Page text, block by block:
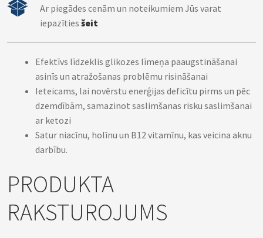
Ar piegādes cenām un noteikumiem Jūs varat
iepazīties šeit
Efektīvs līdzeklis glikozes līmeņa paaugstināšanai
asinīs un atražošanas problēmu risināšanai
Ieteicams, lai novērstu enerģijas deficītu pirms un pēc
dzemdībām, samazinot saslimšanas risku saslimšanai
ar ketozi
Satur niacīnu, holīnu un B12 vitamīnu, kas veicina aknu
darbību.
PRODUKTA
RAKSTUROJUMS